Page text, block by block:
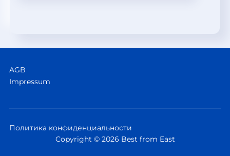
AGB
Impressum
Политика конфиденциальности
Copyright © 2026 Best from East